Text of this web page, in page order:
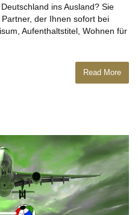
ins Ausland? Sie
der Ihnen sofort bei
Aufenthaltstitel, Wohnen für
Read More